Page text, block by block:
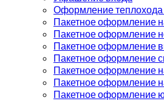
Оформление
Пакетное оформление
Пакетное оформление
Пакетное оформление
Пакетное оформление
Пакетное оформление
Пакетное оформление
Пакетное оформление